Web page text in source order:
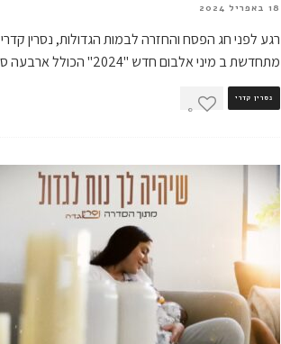
18 באפריל 2024
רגע לפני חג הפסח והחזרה לבמות הגדולות, נסרין קדרי
מתחדשת ב מיני אלבום חדש "2024" הכולל ארבעה סינגלים:
נסרין קדרי
0